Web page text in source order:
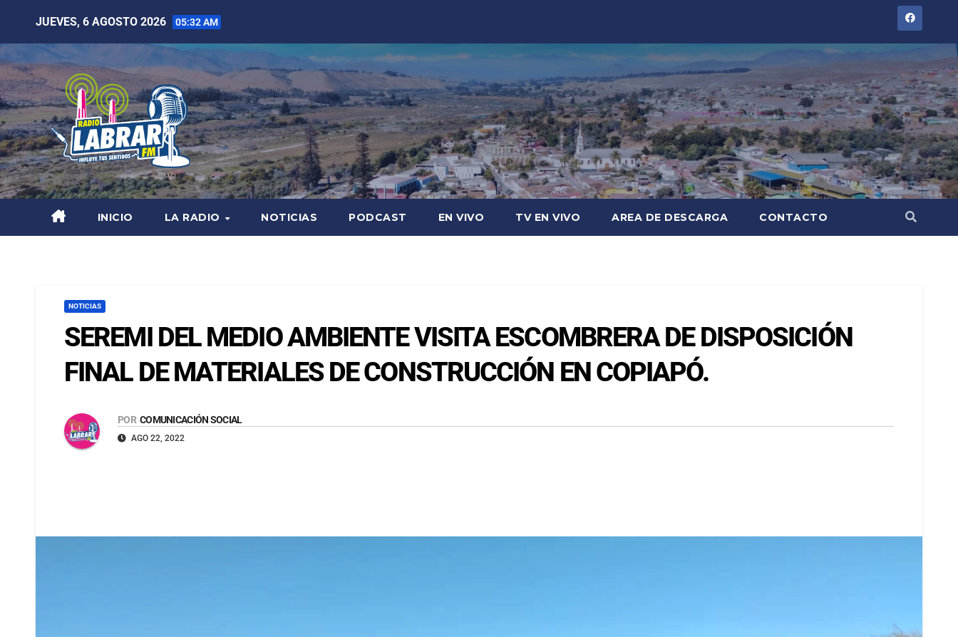
JUEVES, 6 AGOSTO 2026 05:32 AM
INICIO LA RADIO NOTICIAS PODCAST EN VIVO TV EN VIVO AREA DE DESCARGA CONTACTO
NOTICIAS
SEREMI DEL MEDIO AMBIENTE VISITA ESCOMBRERA DE DISPOSICIÓN
FINAL DE MATERIALES DE CONSTRUCCIÓN EN COPIAPÓ.
POR COMUNICACIÓN SOCIAL
AGO 22, 2022